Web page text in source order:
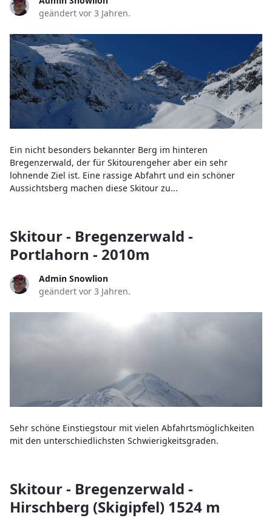
geändert vor 3 Jahren.
Ein nicht besonders bekannter Berg im hinteren
Bregenzerwald, der für Skitourengeher aber ein sehr
lohnende Ziel ist. Eine rassige Abfahrt und ein schöner
Aussichtsberg machen diese Skitour zu...
Skitour - Bregenzerwald -
Portlahorn - 2010m
Admin Snowlion
geändert vor 3 Jahren.
Sehr schöne Einstiegstour mit vielen Abfahrtsmöglichkeiten
mit den unterschiedlichsten Schwierigkeitsgraden.
Skitour - Bregenzerwald -
Hirschberg (Skigipfel) 1524 m